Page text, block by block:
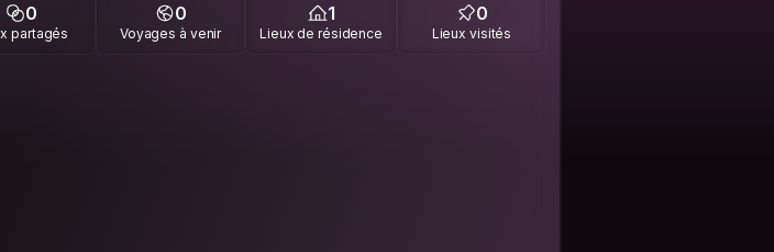
0
partagés
0
Voyages à venir
1
Lieux de résidence
0
Lieux visités